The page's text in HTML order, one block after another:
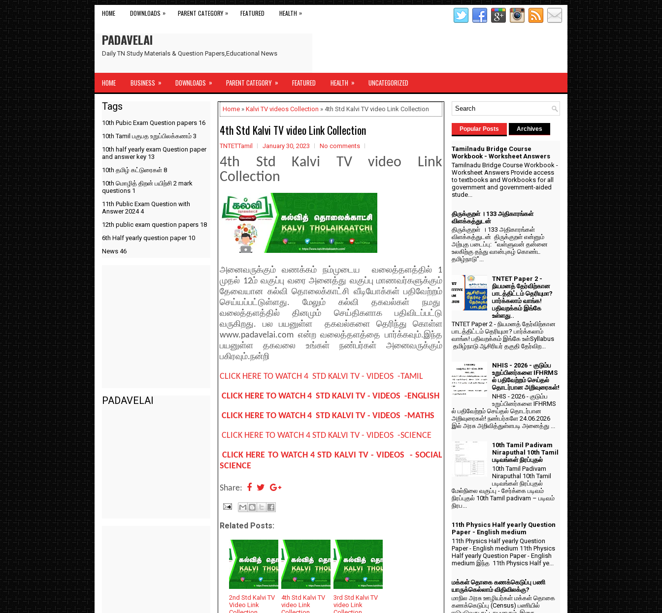
HOME DOWNLOADS » PARENT CATEGORY » FEATURED HEALTH »
PADAVELAI
Daily TN Study Materials & Question Papers,Educational News
HOME BUSINESS » DOWNLOADS » PARENT CATEGORY » FEATURED HEALTH » UNCATEGORIZED
Home » Kalvi TV videos Collection » 4th Std Kalvi TV video Link Collection
4th Std Kalvi TV video Link Collection
TNTETTamil January 30, 2023 No comments
4th Std Kalvi TV video Link
Collection
அனைவருக்கும் வணக்கம் நம்முடைய வலைத்தளத்தில் 1
முதல் 12ம் வகுப்பு வரை அனைத்து வகுப்பு மாணவர்களுக்கும்
தேவையான கல்வி தொலைக்காட்சி வீடியோக்கள் பதிவேற்றம்
செய்யப்பட்டுள்ளது. மேலும் கல்வி தகவல்கள் நமது
வலைத்தளத்தில் தினமும் செய்திகளாக பதிவிடப்பட்டு
வருகிறது. பல பயனுள்ள தகவல்களை தெரிந்து கொள்ள
www.padavelai.com என்ற வலைத்தளத்தை பார்க்கவும்.இந்த
பயனுள்ள தகவலை உங்கள் நண்பர்கள் அனைவருக்கும்
பகிரவும்.நன்றி
CLICK HERE TO WATCH 4 STD KALVI TV - VIDEOS -TAMIL
CLICK HERE TO WATCH 4 STD KALVI TV - VIDEOS -ENGLISH
CLICK HERE TO WATCH 4 STD KALVI TV - VIDEOS -MATHS
CLICK HERE TO WATCH 4 STD KALVI TV - VIDEOS -SCIENCE
CLICK HERE TO WATCH 4 STD KALVI TV - VIDEOS - SOCIAL
SCIENCE
Share:
Related Posts:
2nd Std Kalvi TV
Video Link
4th Std Kalvi TV
video Link
3rd Std Kalvi TV
video Link
Tags
10th Pubic Exam Question papers 16
10th Tamil பகுபத உறுப்பிலக்கணம் 3
10th half yearly exam Question paper
and answer key 13
10th தமிழ் கட்டுரைகள் 8
10th மொழித் திறன் பயிற்சி 2 mark
questions 1
11th Public Exam Question with
Answer 20244
12th public exam question papers 18
6th Half yearly question paper 10
News 46
PADAVELAI
Popular Posts Archives
Tamilnadu Bridge Course
Workbook - Worksheet Answers
Tamilnadu Bridge Course Workbook -
Worksheet Answers Provide access
to textbooks and Workbooks for all
government and government-aided
stude...
திருக்குறள் । 133 அதிகாரங்கள்
விளக்கத்துடன்
திருக்குறள் । 133 அதிகாரங்கள்
விளக்கத்துடன் திருக்குறள் என்னும்
அற்புத படைப்பு: “வள்ளுவன் தன்னை
உலகிற்கு தந்து வான்புகழ் கொண்ட
தமிழ்நாடு”...
TNTET Paper 2 -
நியமனத் தேர்விற்கான
பாடத்திட்டம் தெரியுமா?
பார்க்கலாம் வாங்க!
பதிவறக்கம் இங்கே
உள்ளது..
TNTET Paper 2 - நியமனத் தேர்விற்கான
பாடத்திட்டம் தெரியுமா? பார்க்கலாம்
வாங்க! பதிவறக்கம் இங்கே உள்Syllabus
தமிழ்நாடு ஆசிரியர் தகுதி தேர்விற...
NHIS - 2026 - குடும்ப
உறுப்பினர்களை IFHRMS
ல் பதிவேற்றம் செய்தல்
தொடர்பான அறிவுரைகள்!
NHIS - 2026 - குடும்ப
உறுப்பினர்களை IFHRMS
ல் பதிவேற்றம் செய்தல் தொடர்பான
அறிவுரைகள்! நண்பர்களே 24.06.2026
இல் அரசு அறிவித்துள்ளபடி அனைத்து ...
10th Tamil Padivam
Niraputhal 10th Tamil
படிவங்கள் நிரப்புதல்
10th Tamil Padivam
Niraputhal 10th Tamil
படிவங்கள் நிரப்புதல்
மேல்நிலை வகுப்பு - சேர்க்கை படிவம்
நிரப்புதல் 10th Tamil padivam – படிவம்
நிரப...
11th Physics Half yearly Question
Paper - English medium
11th Physics Half yearly Question
Paper - English medium 11th Physics
Half yearly Question Paper - English
medium இந்த 11th Physics Half ye...
மக்கள் தொகை கணக்கெடுப்பு பணி
யாருக்கெல்லாம் விதிவிலக்கு?
மாநில அரசு ஊழியர்கள் மக்கள் தொகை
கணக்கெடுப்பு (Census) பணியில்